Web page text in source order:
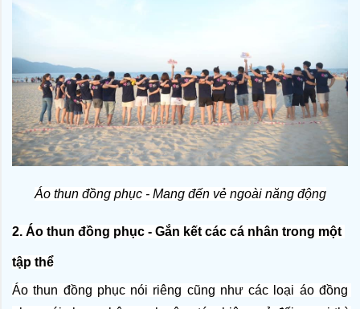
Áo thun đồng phục - Mang đến vẻ ngoài năng động
2. Áo thun đồng phục - Gắn kết các cá nhân trong một
tập thể
Áo thun đồng phục nói riêng cũng như các loại áo đồng